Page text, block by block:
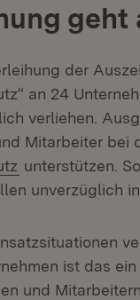
geht
der
an 24
verliehen.
Mitarbeiter bei
(Öffnet in
unterstützen.
unverzüglich
ist das
und